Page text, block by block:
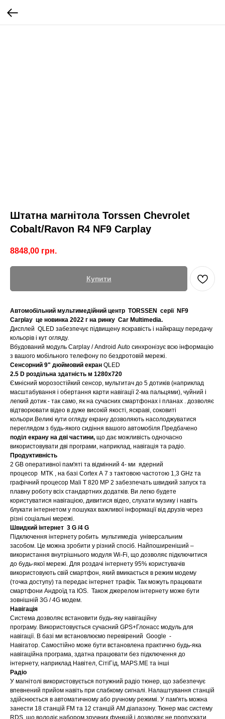
Штатна магнітола Torssen Chevrolet
Cobalt/Ravon R4 NF9 Carplay
8848,00 грн.
Купити
Автомобільний мультимедійний центр TORSSEN серії NF9
Carplay це новинка 2022 г на ринку Car Multimedia.
Дисплей QLED забезпечує підвищену яскравість і найкращу передачу
кольорів і кут огляду.
Вбудований модуль Carplay / Android Auto синхронізує всю інформацію
з вашого мобільного телефону по бездротовій мережі.
Сенсорний 9" дюймовий екран QLED
2.5 D роздільна здатність м 1280x720
Ємнісний морозостійкий сенсор, мультитач до 5 дотиків (наприклад
масштабування і обертання карти навігації 2-ма пальцями), чуйний і
легкий дотик - так само, як на сучасних смартфонах і планах . дозволяє
відтворювати відео в дуже високій якості, яскраві, соковиті
кольори.Великі кути огляду екрану дозволяють насолоджуватися
переглядом з будь-якого сидіння вашого автомобіля.Предбачено
поділ екрану на дві частини, що дає можливість одночасно
використовувати дві програми, наприклад, навігація та радіо.
Продуктивність
2 GB оперативної пам'яті та відмінний 4- ми ядерний
процесор MTK , на базі Cortex A 7 з тактовою частотою 1,3 GHz та
графічний процесор Mali T 820 MP 2 забезпечать швидкий запуск та
плавну роботу всіх стандартних додатків. Ви легко будете
користуватися навігацією, дивитися відео, слухати музику і навіть
блукати інтернетом у пошуках важливої інформації від друзів через
різні соціальні мережі.
Швидкий інтернет 3 G /4 G
Підключення інтернету робить мультимедіа універсальним
засобом. Це можна зробити у різний спосіб. Найпоширеніший –
використання внутрішнього модуля Wi-Fi, що дозволяє підключитися
до будь-якої мережі. Для роздачі інтернету 95% користувачів
використовують свій смартфон, який вмикається в режим модему
(точка доступу) та передає інтернет трафік. Так можуть працювати
смартфони Андроїд та IOS. Також джерелом інтернету може бути
зовнішній 3G / 4G модем.
Навігація
Система дозволяє встановити будь-яку навігаційну
програму. Використовується сучасний GPS+Глонасс модуль для
навігації. В базі ми встановлюємо перевірений Google -
Навігатор. Самостійно може бути встановлена практично будь-яка
навігаційна програма, здатна працювати без підключення до
інтернету, наприклад Навітел, СітіГід, MAPS.ME та інші
Радіо
У магнітолі використовується потужний радіо тюнер, що забезпечує
впевнений прийом навіть при слабкому сигналі. Налаштування станцій
здійснюється в автоматичному або ручному режимі. У пам'ять можна
занести 18 станцій FM та 12 станцій AM діапазону. Тюнер має систему